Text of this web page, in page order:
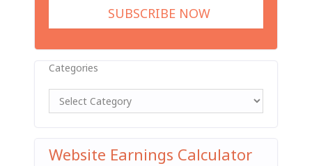
Categories
Website Earnings Calculator